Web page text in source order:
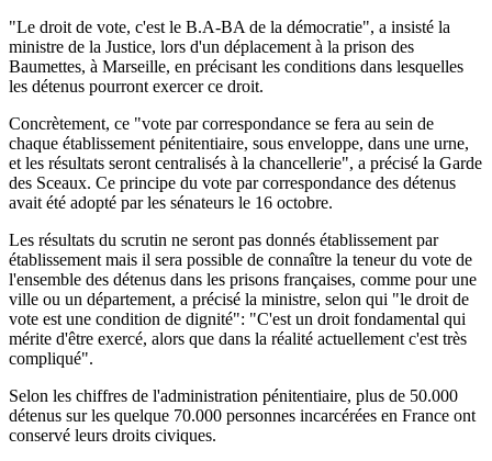
"Le droit de vote, c'est le B.A-BA de la démocratie", a insisté la
ministre de la Justice, lors d'un déplacement à la prison des
Baumettes, à Marseille, en précisant les conditions dans lesquelles
les détenus pourront exercer ce droit.
Concrètement, ce "vote par correspondance se fera au sein de
chaque établissement pénitentiaire, sous enveloppe, dans une urne,
et les résultats seront centralisés à la chancellerie", a précisé la Garde
des Sceaux. Ce principe du vote par correspondance des détenus
avait été adopté par les sénateurs le 16 octobre.
Les résultats du scrutin ne seront pas donnés établissement par
établissement mais il sera possible de connaître la teneur du vote de
l'ensemble des détenus dans les prisons françaises, comme pour une
ville ou un département, a précisé la ministre, selon qui "le droit de
vote est une condition de dignité": "C'est un droit fondamental qui
mérite d'être exercé, alors que dans la réalité actuellement c'est très
compliqué".
Selon les chiffres de l'administration pénitentiaire, plus de 50.000
détenus sur les quelque 70.000 personnes incarcérées en France ont
conservé leurs droits civiques.